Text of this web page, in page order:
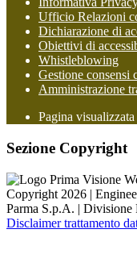
Ufficio Relazioni
Dichiarazione di
Obiettivi di
Whistleblowing
Gestione consensi
Amministrazione
Pagina visualizzata
Sezione Copyright
Copyright 2026 |
Parma S.p.A. |
Disclaimer trattamento